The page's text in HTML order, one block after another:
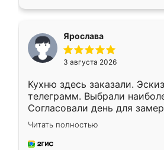
Ярослава
3 августа 2026
Кухню здесь заказали.
телеграмм. Выбрали
Согласовали день для
недели кухня была уже
довольны работой. Спасибо
мебель за качественную
Читать полностью